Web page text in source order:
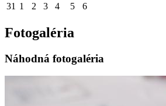
31 1 2 3 4 5 6
Fotogaléria
Náhodná fotogaléria